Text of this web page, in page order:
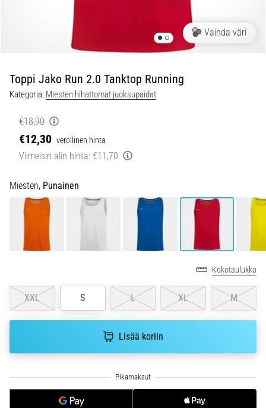
sen
jälkeen?
yleisimmistä
plantaarifaskiitti.
5. 8. 2026
Hiilihydraattitankkaus:
vaikuttaa
juoksusuoritukseen?
Sanotaan,
hiilihydraattitankkaus
superkompensaatio
parantaa
kestävyyssuorituskykyä.
Vaihda väri
Toppi Jako Run 2.0 Tanktop Running
Kategoria: Miesten hihattomat juoksupaidat
€18,90
€12,30 verollinen hinta
Viimeisin alin hinta: €11,70
Miesten, Punainen
Kokotaulukko
XXL S L XL M
Lisää koriin